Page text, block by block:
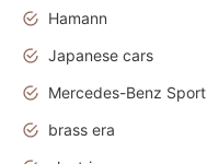
Hamann
Japanese cars
brass era